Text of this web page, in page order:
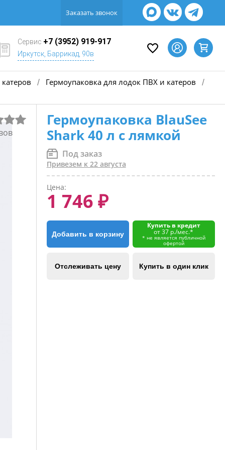
Заказать звонок
Сервис +7 (3952) 919-917
Иркутск, Баррикад, 90в
/ Гермоупаковка для лодок ПВХ и катеров /
Гермоупаковка BlauSee
Shark 40 л с лямкой
Под заказ
Привезем к 22 августа
Цена:
1 746 ₽
Добавить в корзину
Купить в кредит
от 37 р./мес.*
* не является публичной
офертой
Отслеживать цену Купить в один клик